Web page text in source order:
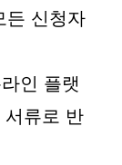
든 신청자
인 플랫
서류로 반